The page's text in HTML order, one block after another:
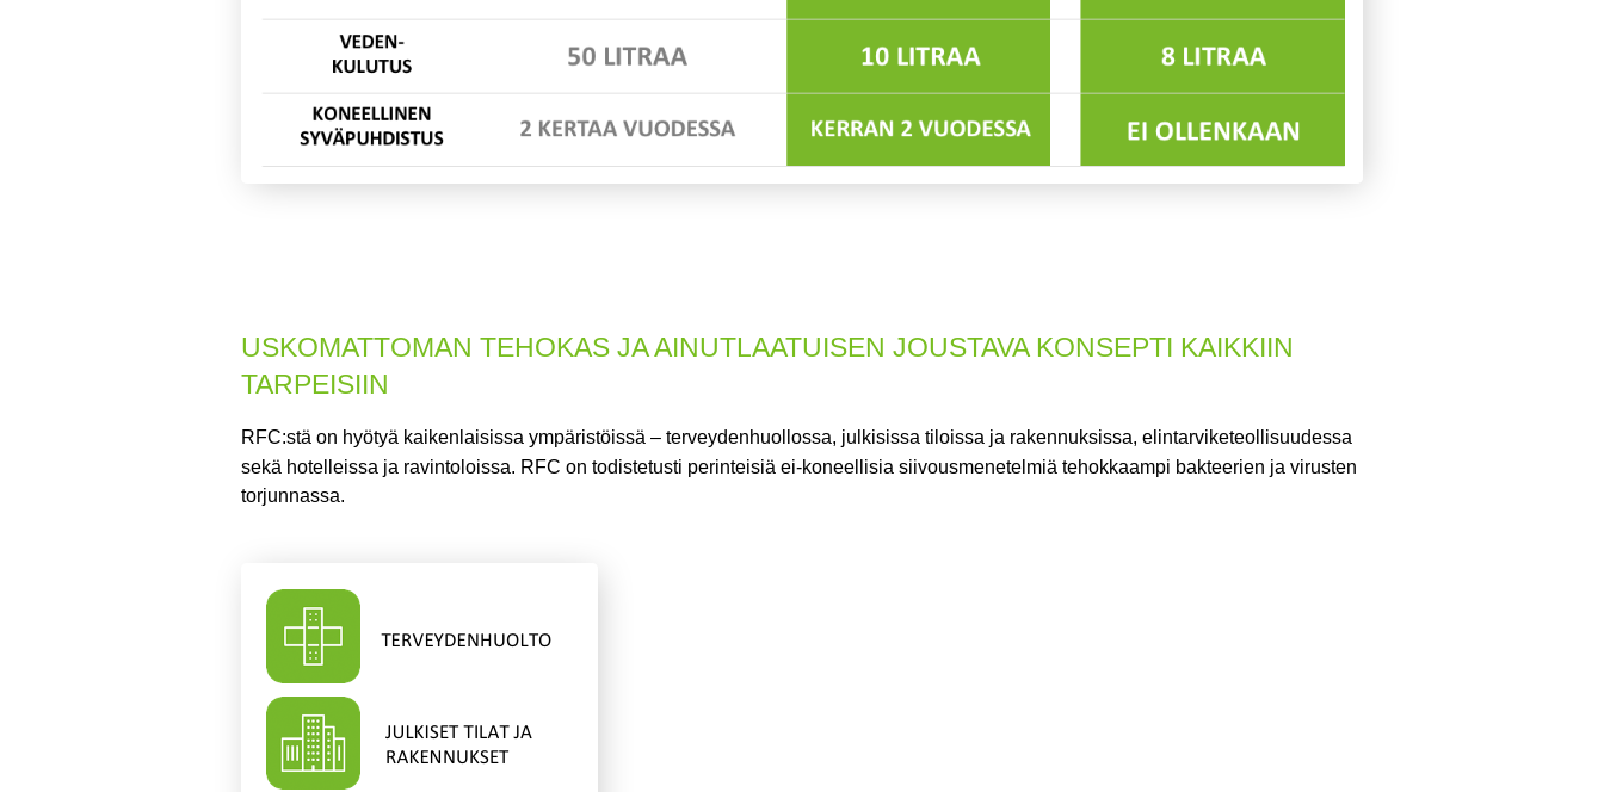
USKOMATTOMAN TEHOKAS JA AINUTLAATUISEN JOUSTAVA KONSEPTI KAIKKIIN
TARPEISIIN
RFC:stä on hyötyä kaikenlaisissa ympäristöissä – terveydenhuollossa, julkisissa tiloissa ja rakennuksissa, elintarviketeollisuudessa
sekä hotelleissa ja ravintoloissa. RFC on todistetusti perinteisiä ei-koneellisia siivousmenetelmiä tehokkaampi bakteerien ja virusten
torjunnassa.